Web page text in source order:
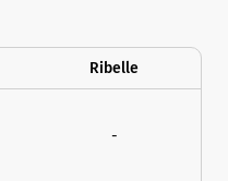
Ribelle
-